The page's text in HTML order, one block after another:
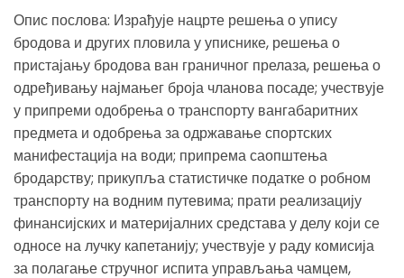
Опис послова: Израђује нацрте решења о упису
бродова и других пловила у уписнике, решења о
пристајању бродова ван граничног прелаза, решења о
одређивању најмањег броја чланова посаде; учествује
у припреми одобрења о транспорту вангабаритних
предмета и одобрења за одржавање спортских
манифестација на води; припрема саопштења
бродарству; прикупља статистичке податке о робном
транспорту на водним путевима; прати реализацију
финансијских и материјалних средстава у делу који се
односе на лучку капетанију; учествује у раду комисија
за полагање стручног испита управљања чамцем,